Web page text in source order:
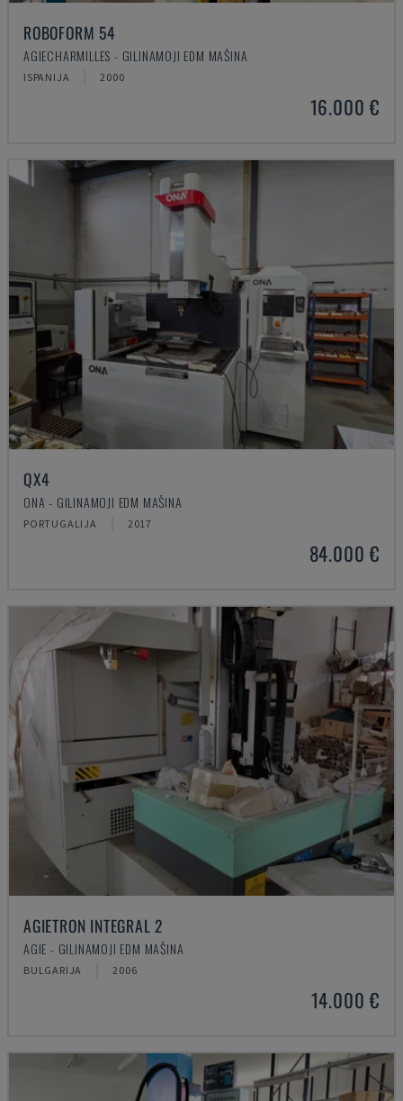
ROBOFORM 54
AGIECHARMILLES - GILINAMOJI EDM MAŠINA
ISPANIJA 2000
16.000 €
QX4
ONA - GILINAMOJI EDM MAŠINA
PORTUGALIJA 2017
84.000 €
AGIETRON INTEGRAL 2
AGIE - GILINAMOJI EDM MAŠINA
BULGARIJA 2006
14.000 €